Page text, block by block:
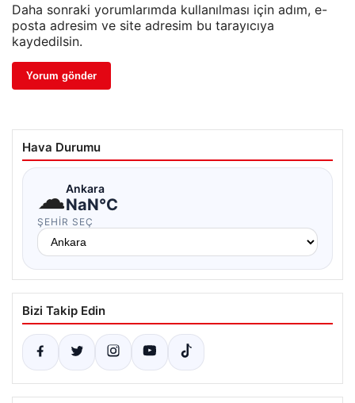
Daha sonraki yorumlarımda kullanılması için adım, e-
posta adresim ve site adresim bu tarayıcıya
kaydedilsin.
Hava Durumu
☁Ankara
NaN°C
ŞEHIR SEÇ
Bizi Takip Edin